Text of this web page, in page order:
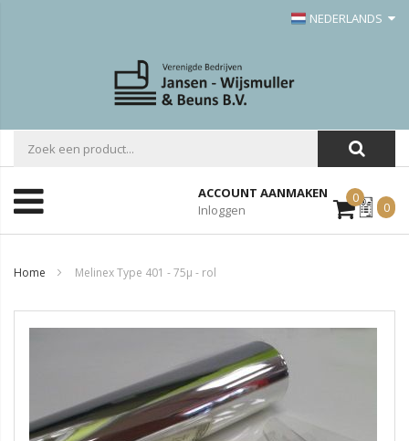
NEDERLANDS
ACCOUNT AANMAKEN
Inloggen
0Mijn
Offerte
0
Home Melinex Type 401 - 75µ - rol